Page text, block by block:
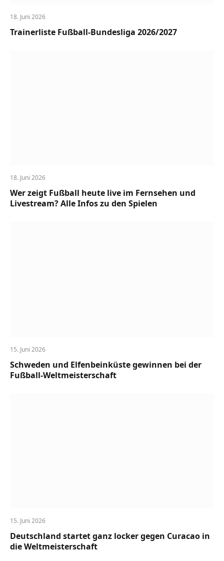
18. Juni 2026
Trainerliste Fußball-Bundesliga 2026/2027
18. Juni 2026
Wer zeigt Fußball heute live im Fernsehen und
Livestream? Alle Infos zu den Spielen
15. Juni 2026
Schweden und Elfenbeinküste gewinnen bei der
Fußball-Weltmeisterschaft
15. Juni 2026
Deutschland startet ganz locker gegen Curacao in
die Weltmeisterschaft